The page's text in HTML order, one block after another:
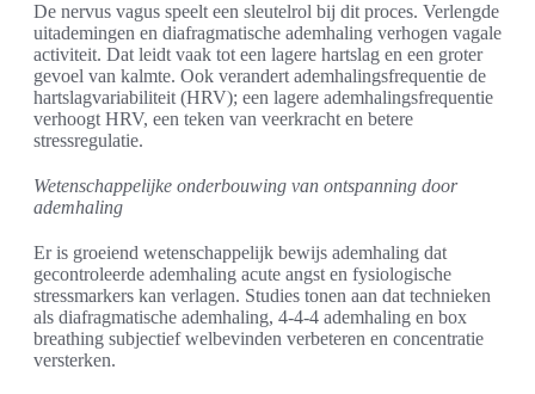
De nervus vagus speelt een sleutelrol bij dit proces. Verlengde
uitademingen en diafragmatische ademhaling verhogen vagale
activiteit. Dat leidt vaak tot een lagere hartslag en een groter
gevoel van kalmte. Ook verandert ademhalingsfrequentie de
hartslagvariabiliteit (HRV); een lagere ademhalingsfrequentie
verhoogt HRV, een teken van veerkracht en betere
stressregulatie.
Wetenschappelijke onderbouwing van ontspanning door
ademhaling
Er is groeiend wetenschappelijk bewijs ademhaling dat
gecontroleerde ademhaling acute angst en fysiologische
stressmarkers kan verlagen. Studies tonen aan dat technieken
als diafragmatische ademhaling, 4-4-4 ademhaling en box
breathing subjectief welbevinden verbeteren en concentratie
versterken.